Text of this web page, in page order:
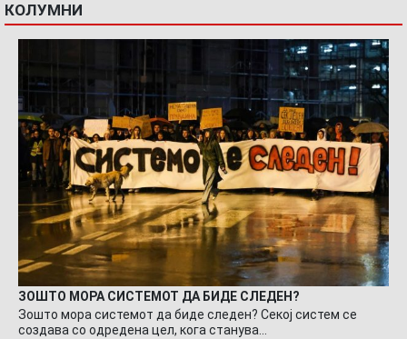
КОЛУМНИ
ЗОШТО МОРА СИСТЕМОТ ДА БИДЕ СЛЕДЕН?
Зошто мора системот да биде следен? Секој систем се
создава со одредена цел, кога станува…